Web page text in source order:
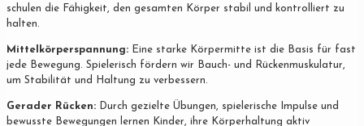
schulen die Fähigkeit, den gesamten Körper stabil und kontrolliert zu
halten.
Mittelkörperspannung: Eine starke Körpermitte ist die Basis für fast
jede Bewegung. Spielerisch fördern wir Bauch- und Rückenmuskulatur,
um Stabilität und Haltung zu verbessern.
Gerader Rücken: Durch gezielte Übungen, spielerische Impulse und
bewusste Bewegungen lernen Kinder, ihre Körperhaltung aktiv